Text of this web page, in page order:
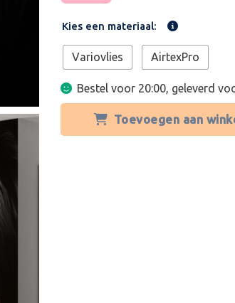
Kies een materiaal:
Variovlies AirtexPro
Bestel voor 20:00, geleverd
Toevoegen aan